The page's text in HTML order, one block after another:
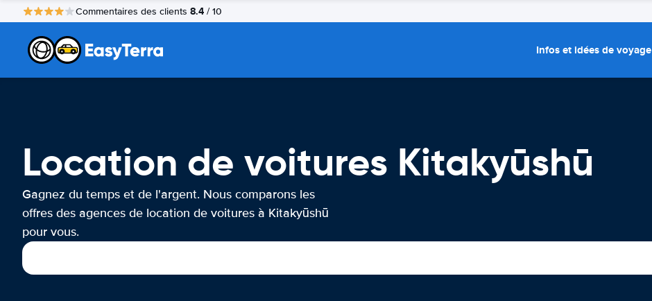
Commentaires des clients 8.4 / 10
Infos et idées de voyage
Location de voitures Kitakyūshū
Gagnez du temps et de l'argent. Nous comparons les
offres des agences de location de voitures à Kitakyūshū
pour vous.